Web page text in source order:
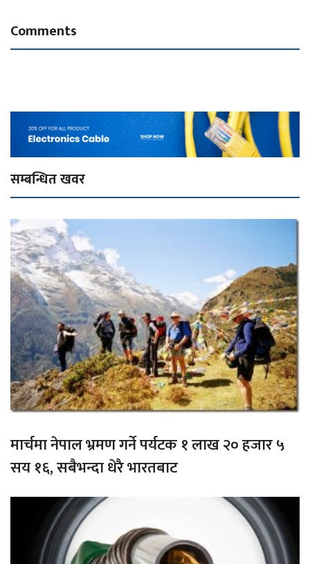
Comments
सम्बन्धित खवर
मार्चमा नेपाल भ्रमण गर्ने पर्यटक १ लाख २० हजार ५
सय १६, सबैभन्दा धेरै भारतबाट